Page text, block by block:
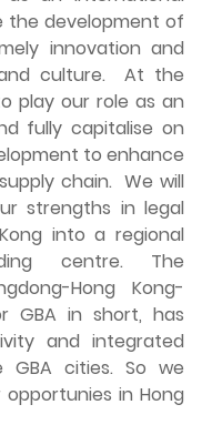
the development of
innovation and
culture. At the
play our role as an
fully capitalise on
to enhance
chain. We will
strengths in legal
into a regional
centre. The
Hong Kong-
GBA in short, has
and integrated
GBA cities. So we
in Hong